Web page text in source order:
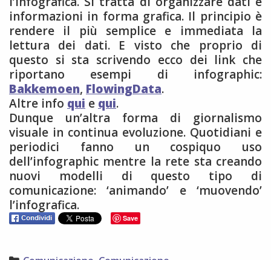
informazioni in forma grafica. Il principio è
rendere il più semplice e immediata la
lettura dei dati. E visto che proprio di
questo si sta scrivendo ecco dei link che
riportano esempi di infographic:
Bakkemoen, FlowingData.
Altre info qui e qui.
Dunque un’altra forma di giornalismo
visuale in continua evoluzione. Quotidiani e
periodici fanno un cospiquo uso
dell’infographic mentre la rete sta creando
nuovi modelli di questo tipo di
comunicazione: ‘animando’ e ‘muovendo’
l’infografica.
Save